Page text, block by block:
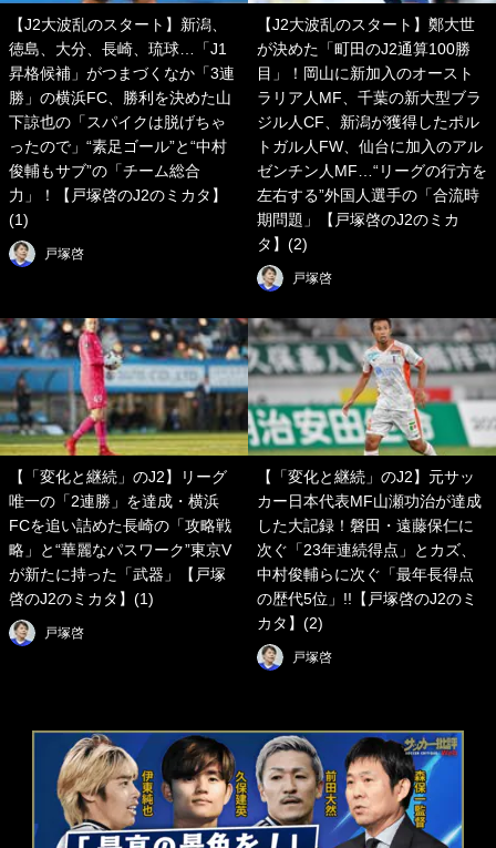
【J2大波乱のスタート】新潟、
徳島、大分、長崎、琉球…「J1
昇格候補」がつまづくなか「3連
勝」の横浜FC、勝利を決めた山
下諒也の「スパイクは脱げちゃ
ったので」“素足ゴール”と“中村
俊輔もサブ”の「チーム総合
力」！【戸塚啓のJ2のミカタ】
(1)
戸塚啓
【J2大波乱のスタート】鄭大世
が決めた「町田のJ2通算100勝
目」！岡山に新加入のオースト
ラリア人MF、千葉の新大型ブラ
ジル人CF、新潟が獲得したポル
トガル人FW、仙台に加入のアル
ゼンチン人MF…“リーグの行方を
左右する”外国人選手の「合流時
期問題」【戸塚啓のJ2のミカ
タ】(2)
戸塚啓
【「変化と継続」のJ2】リーグ
唯一の「2連勝」を達成・横浜
FCを追い詰めた長崎の「攻略戦
略」と“華麗なパスワーク”東京V
が新たに持った「武器」【戸塚
啓のJ2のミカタ】(1)
戸塚啓
【「変化と継続」のJ2】元サッ
カー日本代表MF山瀬功治が達成
した大記録！磐田・遠藤保仁に
次ぐ「23年連続得点」とカズ、
中村俊輔らに次ぐ「最年長得点
の歴代5位」!!【戸塚啓のJ2のミ
カタ】(2)
戸塚啓